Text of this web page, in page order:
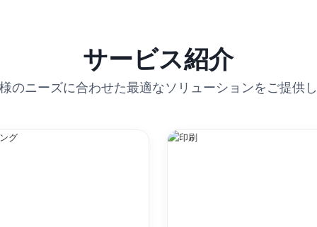
サービス紹介
のニーズに合わせた最適なソリューションをご提供